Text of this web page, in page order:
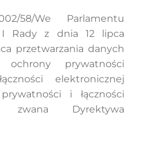
58/We Parlamentu
I Rady z dnia 12 lipca
przetwarzania danych
prywatności
elektronicznej
i łączności
zwana Dyrektywa